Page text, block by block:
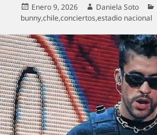
Publicado
el
Enero 9, 2026 Autor
Daniela Soto
bunny,chile,conciertos,estadio nacional